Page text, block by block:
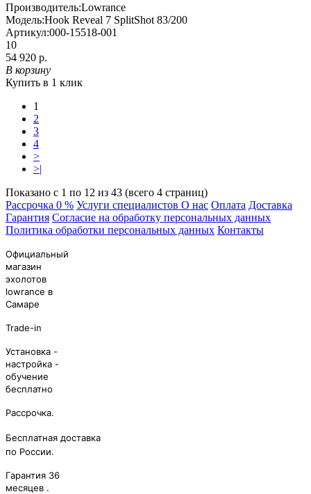
Производитель:Lowrance
Модель:Hook Reveal 7 SplitShot 83/200
Артикул:000-15518-001
10
54 920 р.
В корзину
Купить в 1 клик
1
2
3
4
>
>|
Показано с 1 по 12 из 43 (всего 4 страниц)
Рассрочка 0 % Услуги специалистов О нас Оплата Доставка
Гарантия Согласие на обработку персональных данных
Политика обработки персональных данных Контакты
Официальный
магазин
эхолотов
lowrance в
Самаре
Trade-in
Установка -
настройка -
обучение
бесплатно
Рассрочка.
Бесплатная дocтaвкa
по России.
Гapантия 36
месяцев .